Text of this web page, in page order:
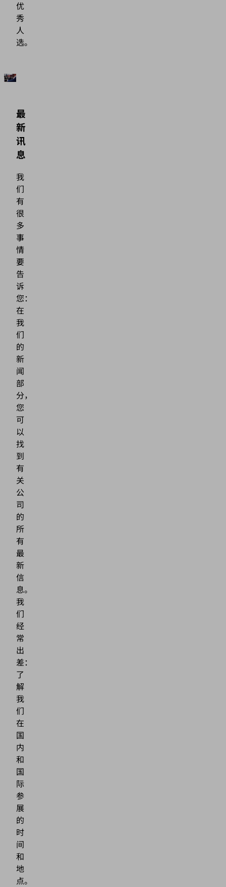
优
秀
人
选。
最
新
讯
息
我
们
有
很
多
事
情
要
告
诉
您：
在
我
们
的
新
闻
部
分，
您
可
以
找
到
有
关
公
司
的
所
有
最
新
信
息。
我
们
经
常
出
差：
了
解
我
们
在
国
内
和
国
际
参
展
的
时
间
和
地
点。